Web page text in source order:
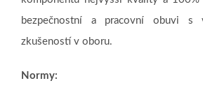
bezpečnostní a pracovní obuvi
zkušeností v oboru.
Normy: